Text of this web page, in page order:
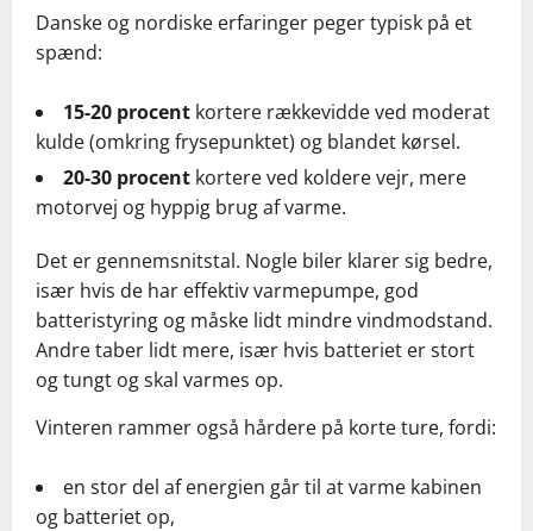
Danske og nordiske erfaringer peger typisk på et
spænd:
15-20 procent kortere rækkevidde ved moderat
kulde (omkring frysepunktet) og blandet kørsel.
20-30 procent kortere ved koldere vejr, mere
motorvej og hyppig brug af varme.
Det er gennemsnitstal. Nogle biler klarer sig bedre,
især hvis de har effektiv varmepumpe, god
batteristyring og måske lidt mindre vindmodstand.
Andre taber lidt mere, især hvis batteriet er stort
og tungt og skal varmes op.
Vinteren rammer også hårdere på korte ture, fordi:
en stor del af energien går til at varme kabinen
og batteriet op,